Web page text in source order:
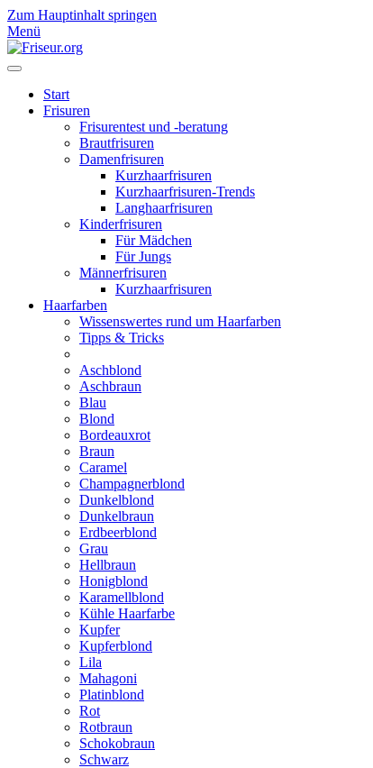
Zum Hauptinhalt springen
Menü
Start
Frisuren
Frisurentest und -beratung
Brautfrisuren
Damenfrisuren
Kurzhaarfrisuren
Kurzhaarfrisuren-Trends
Langhaarfrisuren
Kinderfrisuren
Für Mädchen
Für Jungs
Männerfrisuren
Kurzhaarfrisuren
Haarfarben
Wissenswertes rund um Haarfarben
Tipps & Tricks
Aschblond
Aschbraun
Blau
Blond
Bordeauxrot
Braun
Caramel
Champagnerblond
Dunkelblond
Dunkelbraun
Erdbeerblond
Grau
Hellbraun
Honigblond
Karamellblond
Kühle Haarfarbe
Kupfer
Kupferblond
Lila
Mahagoni
Platinblond
Rot
Rotbraun
Schokobraun
Schwarz